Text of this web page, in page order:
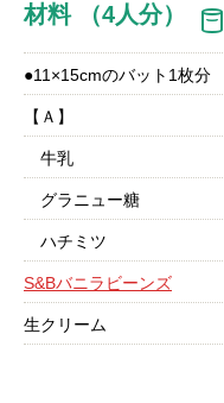
材料 （4人分）
●11×15cmのバット1枚分
【Ａ】
牛乳
グラニュー糖
ハチミツ
S&Bバニラビーンズ
生クリーム